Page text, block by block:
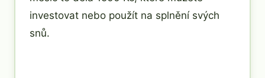
investovat nebo použít na splnění svých
snů.